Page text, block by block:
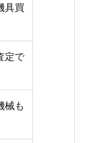
具買
定で
械も